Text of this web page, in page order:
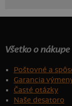
Všetko o nákupe
Poštovné a
Garancia
Časté otázky
Naše desatoro